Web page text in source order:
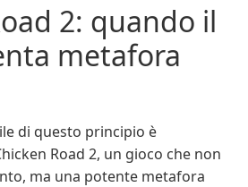
2: quando il
metafora
di questo principio è
Road 2, un gioco che non
ma una potente metafora